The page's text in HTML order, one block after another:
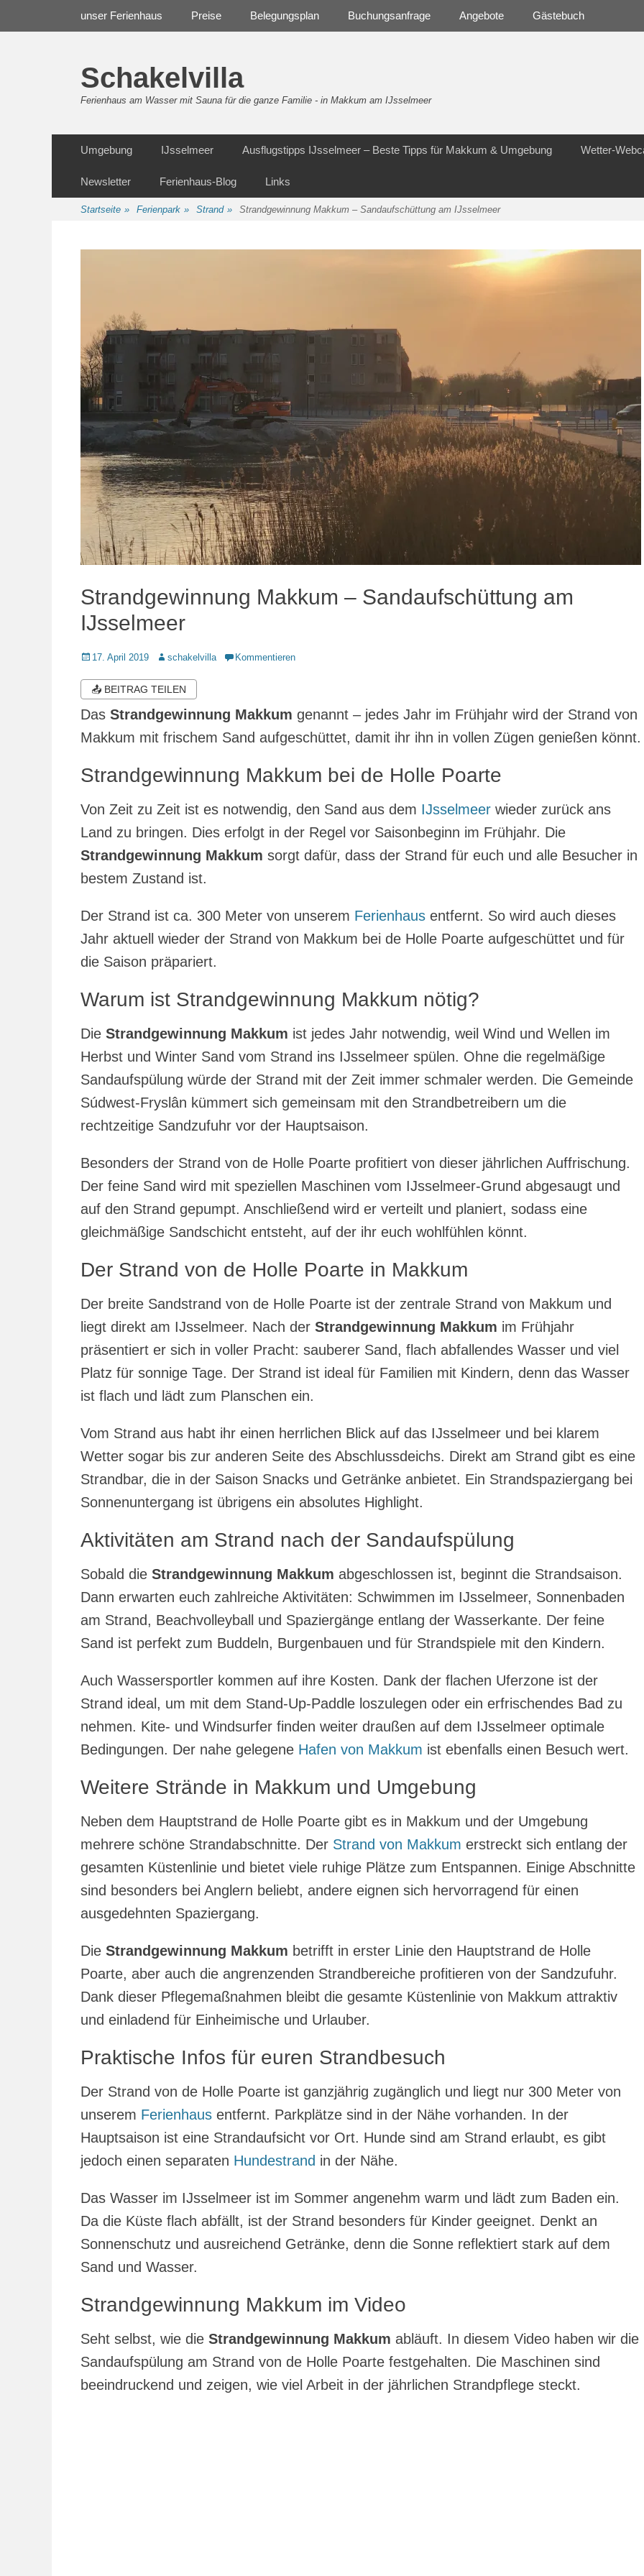
unser Ferienhaus Preise Belegungsplan Buchungsanfrage Angebote Gästebuch
Schakelvilla
Ferienhaus am Wasser mit Sauna für die ganze Familie - in Makkum am IJsselmeer
Inhalt
Umgebung IJsselmeer Ausflugstipps IJsselmeer – Beste Tipps für Makkum & Umgebung Wetter-
Newsletter Ferienhaus-Blog Links
Startseite » Ferienpark » Strand » Strandgewinnung Makkum – Sandaufschüttung am IJsselmeer
Strandgewinnung Makkum – Sandaufschüttung am
IJsselmeer
Veröffentlicht
17. April 2019 Autorschakelvilla Kommentieren
📤 BEITRAG TEILEN
Das Strandgewinnung Makkum genannt – jedes Jahr im Frühjahr wird der Strand von
Makkum mit frischem Sand aufgeschüttet, damit ihr ihn in vollen Zügen genießen könnt.
Strandgewinnung Makkum bei de Holle Poarte
Von Zeit zu Zeit ist es notwendig, den Sand aus dem IJsselmeer wieder zurück ans
Land zu bringen. Dies erfolgt in der Regel vor Saisonbeginn im Frühjahr. Die
Strandgewinnung Makkum sorgt dafür, dass der Strand für euch und alle Besucher in
bestem Zustand ist.
Der Strand ist ca. 300 Meter von unserem Ferienhaus entfernt. So wird auch dieses
Jahr aktuell wieder der Strand von Makkum bei de Holle Poarte aufgeschüttet und für
die Saison präpariert.
Warum ist Strandgewinnung Makkum nötig?
Die Strandgewinnung Makkum ist jedes Jahr notwendig, weil Wind und Wellen im
Herbst und Winter Sand vom Strand ins IJsselmeer spülen. Ohne die regelmäßige
Sandaufspülung würde der Strand mit der Zeit immer schmaler werden. Die Gemeinde
Súdwest-Fryslân kümmert sich gemeinsam mit den Strandbetreibern um die
rechtzeitige Sandzufuhr vor der Hauptsaison.
Besonders der Strand von de Holle Poarte profitiert von dieser jährlichen Auffrischung.
Der feine Sand wird mit speziellen Maschinen vom IJsselmeer-Grund abgesaugt und
auf den Strand gepumpt. Anschließend wird er verteilt und planiert, sodass eine
gleichmäßige Sandschicht entsteht, auf der ihr euch wohlfühlen könnt.
Der Strand von de Holle Poarte in Makkum
Der breite Sandstrand von de Holle Poarte ist der zentrale Strand von Makkum und
liegt direkt am IJsselmeer. Nach der Strandgewinnung Makkum im Frühjahr
präsentiert er sich in voller Pracht: sauberer Sand, flach abfallendes Wasser und viel
Platz für sonnige Tage. Der Strand ist ideal für Familien mit Kindern, denn das Wasser
ist flach und lädt zum Planschen ein.
Vom Strand aus habt ihr einen herrlichen Blick auf das IJsselmeer und bei klarem
Wetter sogar bis zur anderen Seite des Abschlussdeichs. Direkt am Strand gibt es eine
Strandbar, die in der Saison Snacks und Getränke anbietet. Ein Strandspaziergang bei
Sonnenuntergang ist übrigens ein absolutes Highlight.
Aktivitäten am Strand nach der Sandaufspülung
Sobald die Strandgewinnung Makkum abgeschlossen ist, beginnt die Strandsaison.
Dann erwarten euch zahlreiche Aktivitäten: Schwimmen im IJsselmeer, Sonnenbaden
am Strand, Beachvolleyball und Spaziergänge entlang der Wasserkante. Der feine
Sand ist perfekt zum Buddeln, Burgenbauen und für Strandspiele mit den Kindern.
Auch Wassersportler kommen auf ihre Kosten. Dank der flachen Uferzone ist der
Strand ideal, um mit dem Stand-Up-Paddle loszulegen oder ein erfrischendes Bad zu
nehmen. Kite- und Windsurfer finden weiter draußen auf dem IJsselmeer optimale
Bedingungen. Der nahe gelegene Hafen von Makkum ist ebenfalls einen Besuch wert.
Weitere Strände in Makkum und Umgebung
Neben dem Hauptstrand de Holle Poarte gibt es in Makkum und der Umgebung
mehrere schöne Strandabschnitte. Der Strand von Makkum erstreckt sich entlang der
gesamten Küstenlinie und bietet viele ruhige Plätze zum Entspannen. Einige Abschnitte
sind besonders bei Anglern beliebt, andere eignen sich hervorragend für einen
ausgedehnten Spaziergang.
Die Strandgewinnung Makkum betrifft in erster Linie den Hauptstrand de Holle
Poarte, aber auch die angrenzenden Strandbereiche profitieren von der Sandzufuhr.
Dank dieser Pflegemaßnahmen bleibt die gesamte Küstenlinie von Makkum attraktiv
und einladend für Einheimische und Urlauber.
Praktische Infos für euren Strandbesuch
Der Strand von de Holle Poarte ist ganzjährig zugänglich und liegt nur 300 Meter von
unserem Ferienhaus entfernt. Parkplätze sind in der Nähe vorhanden. In der
Hauptsaison ist eine Strandaufsicht vor Ort. Hunde sind am Strand erlaubt, es gibt
jedoch einen separaten Hundestrand in der Nähe.
Das Wasser im IJsselmeer ist im Sommer angenehm warm und lädt zum Baden ein.
Da die Küste flach abfällt, ist der Strand besonders für Kinder geeignet. Denkt an
Sonnenschutz und ausreichend Getränke, denn die Sonne reflektiert stark auf dem
Sand und Wasser.
Strandgewinnung Makkum im Video
Seht selbst, wie die Strandgewinnung Makkum abläuft. In diesem Video haben wir die
Sandaufspülung am Strand von de Holle Poarte festgehalten. Die Maschinen sind
beeindruckend und zeigen, wie viel Arbeit in der jährlichen Strandpflege steckt.